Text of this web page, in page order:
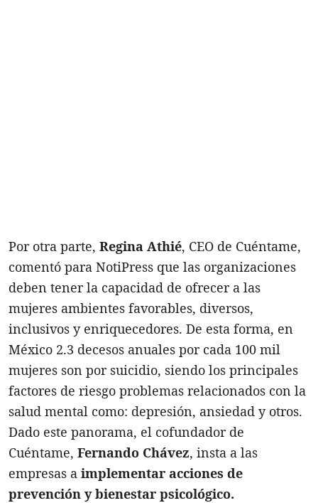
Por otra parte, Regina Athié, CEO de Cuéntame,
comentó para NotiPress que las organizaciones
deben tener la capacidad de ofrecer a las
mujeres ambientes favorables, diversos,
inclusivos y enriquecedores. De esta forma, en
México 2.3 decesos anuales por cada 100 mil
mujeres son por suicidio, siendo los principales
factores de riesgo problemas relacionados con la
salud mental como: depresión, ansiedad y otros.
Dado este panorama, el cofundador de
Cuéntame, Fernando Chávez, insta a las
empresas a implementar acciones de
prevención y bienestar psicológico.